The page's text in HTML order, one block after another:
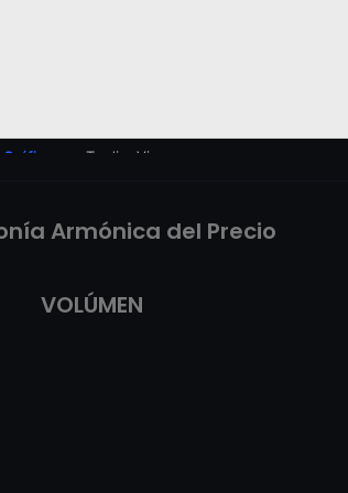
por TradingView
Armónica del Precio
VOLÚMEN